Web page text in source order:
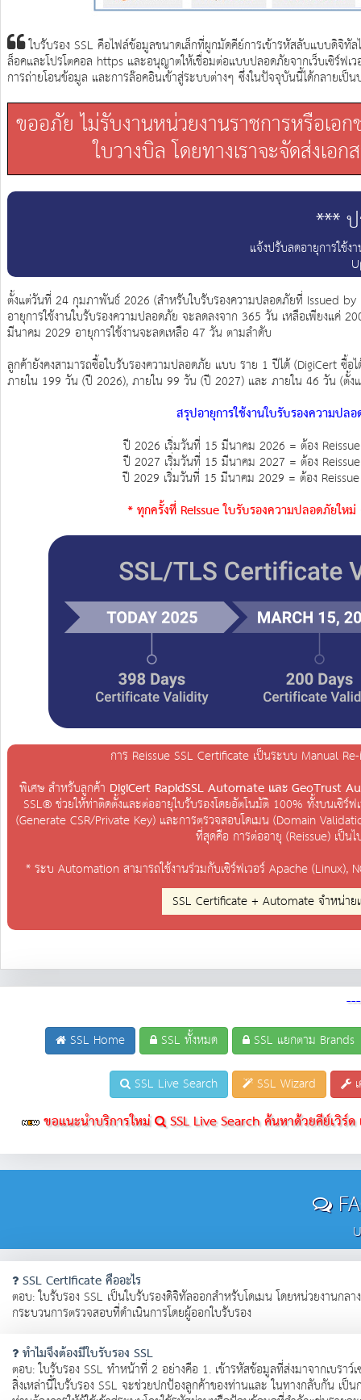
ใบรับรอง SSL คือไฟล์ข้อมูลขนาดเล็กที่ผูกมัดคีย์การเข้ารหัสลับแบบดิจิทัล
ล็อคและโปรโตคอล https และอนุญาตให้เชื่อมต่อแบบปลอดภัยจากเว็บเซิร์ฟเ
การถ่ายโอนข้อมูล และการล๊อคอินเข้าสู่ระบบต่างๆ ซึ่งในปัจจุบันนี้ได้กลายเ
ขออภัย ไม่รับงานหน่วยงานราชการหรือเอ
ใบวางบิล โดยทางเราจะจัดส่งเ
***
แจ้งปรับลดอายุการใช้
ตั้งแต่วันที่ 24 กุมภาพันธ์ 2026 (สำหรับใบรับรองความปลอดภัยที่ Issued
อายุการใช้งานใบรับรองความปลอดภัย จะลดลงจาก 365 วัน เหลือเพียงแค่
มีนาคม 2029 อายุการใช้งานจะลดเหลือ 47 วัน ตามลำดับ
ลูกค้ายังคงสามารถซื้อใบรับรองความปลอดภัย แบบ ราย 1 ปีได้ (DigiCert ซื้
ภายใน 199 วัน (ปี 2026), ภายใน 99 วัน (ปี 2027) และ ภายใน 46 วัน (ตั้
สรุปอายุการใช้งานใบรับรองความป
ปี 2026 เริ่มวันที่ 15 มีนาคม 2026 = ต้อง
ปี 2027 เริ่มวันที่ 15 มีนาคม 2027 = ต้อง
ปี 2029 เริ่มวันที่ 15 มีนาคม 2029 = ต้อง
* ทุกครั้งที่ Reissue ใบรับรองความปลอดภัยให
การ Reissue SSL Certificate เป็นระบบ Manual
พิเศษ สำหรับลูกค้า DigiCert RapidSSL Automate และ GeoTrust
SSL® ช่วยให้ท่าติดตั้งและต่ออายุใบรับรองโดยอัตโนมัติ 100% ทั้งบนเซิ
(Generate CSR/Private Key) และการตรวจสอบโดเมน (Domain
ที่สุดคือ การต่ออายุ (Reissue) เป็น
* ระบ Automation สามารถใช้งานร่วมกับเซิร์ฟเวอร์ Apache (Linux),
SSL Certificate + Automate จำหน่า
SSL Home SSL ทั้งหมด
SSL แยกตาม Brands
SSL Live Search
SSL Wizard
ขอแนะนำบริการใหม่ SSL Live Search ค้นหาด้วยคีย์เวิร์
SSL Certificate คืออะไร
ตอบ: ใบรับรอง SSL เป็นใบรับรองดิจิทัลออกสำหรับโดเมน โดยหน่วยงานก
กระบวนการตรวจสอบที่ดำเนินการโดยผู้ออกใบรับรอง
ทำไมจึงต้องมีใบรับรอง SSL
ตอบ: ใบรับรอง SSL ทำหน้าที่ 2 อย่างคือ 1. เข้ารหัสข้อมูลที่ส่งมาจากเบราว์
สิ่งเหล่านี้ใบรับรอง SSL จะช่วยปกป้องลูกค้าของท่านและ ในทางกลับกัน เป็น